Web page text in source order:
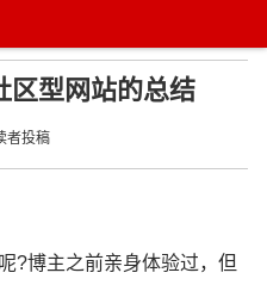
区型网站的总结
者投稿
?博主之前亲身体验过，但